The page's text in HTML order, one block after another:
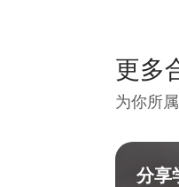
更多
为你所
分享